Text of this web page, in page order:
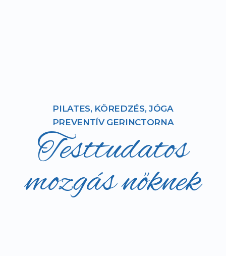
PILATES, KÖREDZÉS, JÓGA
PREVENTÍV GERINCTORNA
Testtudatos
mozgás nőknek